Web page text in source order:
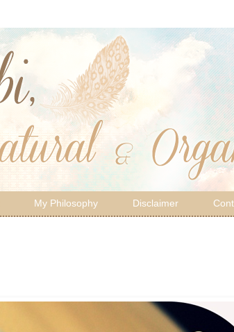
My Philosophy Disclaimer